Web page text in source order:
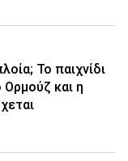
Το παιχνίδι
Ορμούζ και η